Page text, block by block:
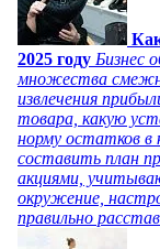
2025 году Бизнес
множества
извлечения
товара, какую
норму остатков в
составить план
акциями,
окружение,
правильно